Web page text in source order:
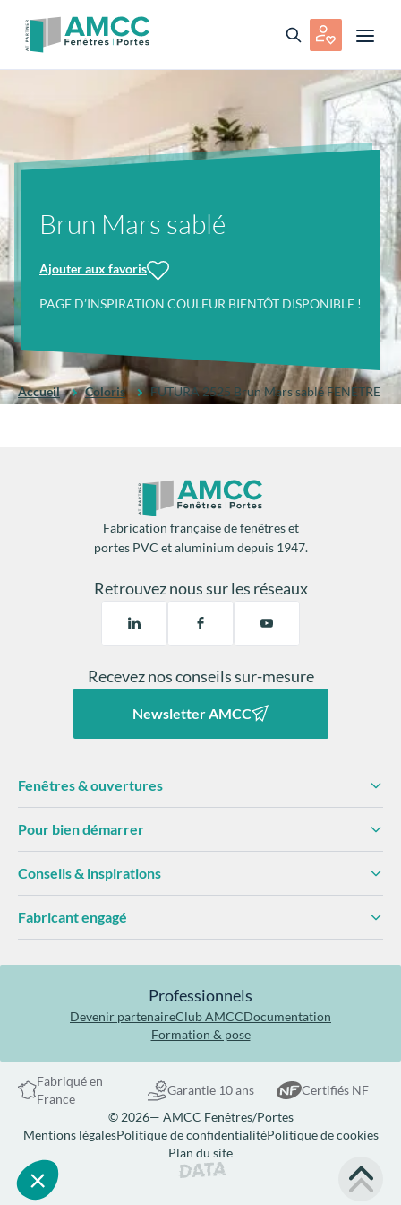
Brun Mars sablé
Ajouter aux favoris
PAGE D’INSPIRATION COULEUR BIENTÔT DISPONIBLE !
Accueil Coloris FUTURA 2525 Brun Mars sablé FENETRE
Fabrication française de fenêtres et
portes PVC et aluminium depuis 1947.
Retrouvez nous sur les réseaux
Recevez nos conseils sur-mesure
Newsletter AMCC
Fenêtres & ouvertures
Pour bien démarrer
Conseils & inspirations
Fabricant engagé
Professionnels
Devenir partenaireClub AMCCDocumentation
Formation & pose
Fabriqué en
France
Garantie 10 ans
Certifiés NF
© 2026— AMCC Fenêtres/Portes
Mentions légalesPolitique de confidentialitéPolitique de cookies
Plan du site
Site réalisé par Data Projekt